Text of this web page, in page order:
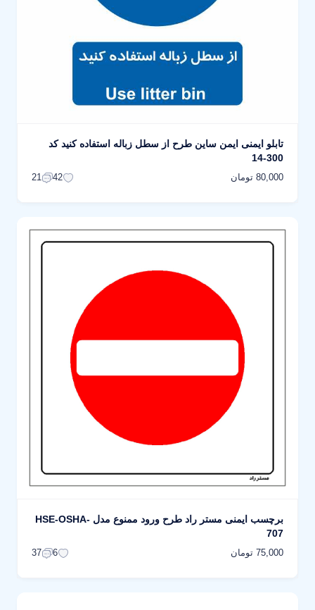
تابلو ایمنی ایمن ساین طرح از سطل زباله استفاده کنید کد
300-14
80,000 تومان 42
21
برچسب ایمنی مستر راد طرح ورود ممنوع مدل HSE-OSHA-
707
75,000 تومان 6
37